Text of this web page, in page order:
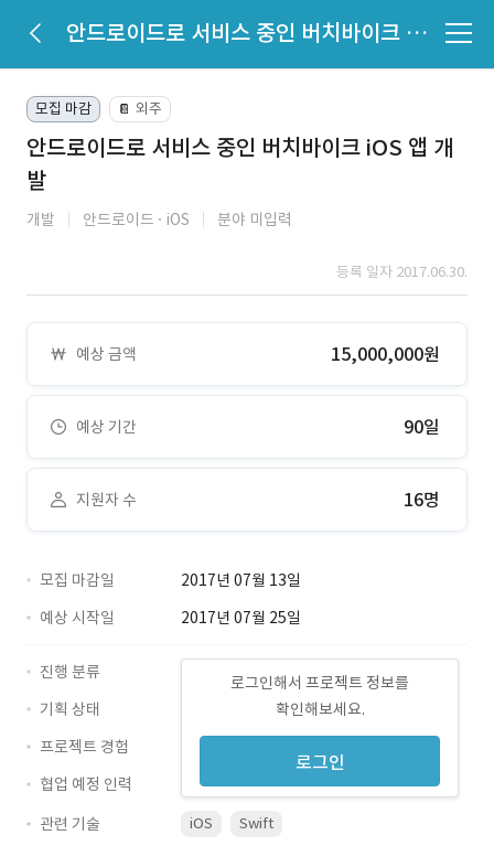
안드로이드로 서비스 중인 버치바이크 iOS 앱 개발
모집 마감 📔 외주
안드로이드로 서비스 중인 버치바이크 iOS 앱 개
발
개발 안드로이드 iOS 분야 미입력
등록 일자 2017.06.30.
예상 금액 15,000,000원
예상 기간 90일
지원자 수 16명
모집 마감일
2017년 07월 13일
예상 시작일
2017년 07월 25일
로그인해서 프로젝트 정보를
확인해보세요.
로그인
진행 분류
기획 상태
프로젝트 경험
협업 예정 인력
관련 기술
iOS Swift